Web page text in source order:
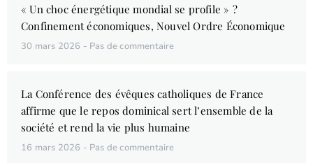
« Un choc énergétique mondial se profile » ?
Confinement économiques, Nouvel Ordre Économique
30 mars 2026 Pas de commentaire
La Conférence des évêques catholiques de France
affirme que le repos dominical sert l’ensemble de la
société et rend la vie plus humaine
16 mars 2026 Pas de commentaire